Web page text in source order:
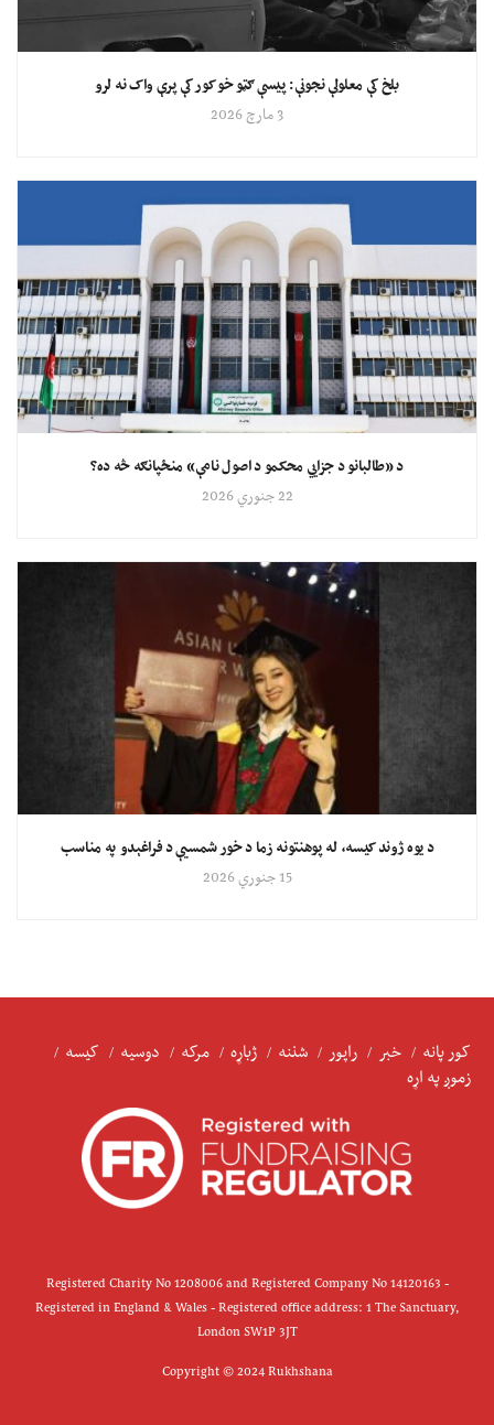
بلخ کې معلولې نجونې: پیسې ګټو خو کور کې پرې واک نه لرو
3 مارچ 2026
د «طالبانو د جزايي محکمو د اصول نامې» منځپانګه څه ده؟
22 جنوري 2026
د یوه ژوند کیسه، له پوهنتونه زما د خور شمسیې د فراغېدو په مناسب
15 جنوري 2026
کور پانه خبر راپور شننه ژباړه مرکه دوسیه
کیسه
زموږ په اړه
Registered Charity No 1208006 and Registered Company No 14120163 -
Registered in England & Wales - Registered office address: 1 The Sanctuary,
London SW1P 3JT
Copyright © 2024 Rukhshana